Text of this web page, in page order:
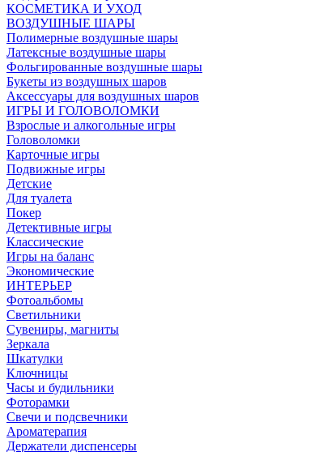
КОСМЕТИКА И УХОД
ВОЗДУШНЫЕ ШАРЫ
Полимерные воздушные шары
Латексные воздушные шары
Фольгированные воздушные шары
Букеты из воздушных шаров
Аксессуары для воздушных шаров
ИГРЫ И ГОЛОВОЛОМКИ
Взрослые и алкогольные игры
Головоломки
Карточные игры
Подвижные игры
Детские
Для туалета
Покер
Детективные игры
Классические
Игры на баланс
Экономические
ИНТЕРЬЕР
Фотоальбомы
Светильники
Сувениры, магниты
Зеркала
Шкатулки
Ключницы
Часы и будильники
Фоторамки
Свечи и подсвечники
Ароматерапия
Держатели диспенсеры